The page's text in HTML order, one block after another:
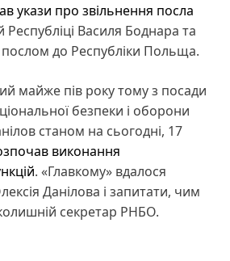
укази про звільнення посла
Республіці Василя Боднара та
до Республіки Польща.
майже пів року тому з посади
безпеки і оборони
станом на сьогодні, 17
виконання
. «Главкому» вдалося
Данілова і запитати, чим
секретар РНБО.